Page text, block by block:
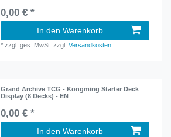
0,00 € *
In den Warenkorb
*zzgl. ges. MwSt. zzgl.Versandkosten
Grand Archive TCG - Kongming Starter Deck
Display (8 Decks) - EN
0,00 € *
In den Warenkorb